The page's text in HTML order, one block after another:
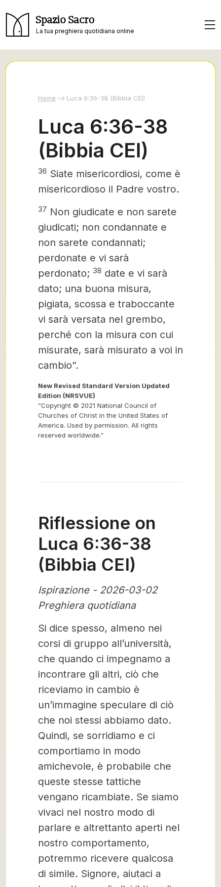
Spazio Sacro
La tua preghiera quotidiana online
Home Luca 6:36-38 (Bibbia CEI)
Luca 6:36-38
(Bibbia CEI)
36 Siate misericordiosi, come è
misericordioso il Padre vostro.
37 Non giudicate e non sarete
giudicati; non condannate e
non sarete condannati;
perdonate e vi sarà
perdonato; 38 date e vi sarà
dato; una buona misura,
pigiata, scossa e traboccante
vi sarà versata nel grembo,
perché con la misura con cui
misurate, sarà misurato a voi in
cambio”.
New Revised Standard Version Updated
Edition (NRSVUE)
“Copyright © 2021 National Council of
Churches of Christ in the United States of
America. Used by permission. All rights
reserved worldwide.”
Riflessione on
Luca 6:36-38
(Bibbia CEI)
Ispirazione - 2026-03-02
Preghiera quotidiana
Si dice spesso, almeno nei
corsi di gruppo all’università,
che quando ci impegnamo a
incontrare gli altri, ciò che
riceviamo in cambio è
un’immagine speculare di ciò
che noi stessi abbiamo dato.
Quindi, se sorridiamo e ci
comportiamo in modo
amichevole, è probabile che
queste stesse tattiche
vengano ricambiate. Se siamo
vivaci nel nostro modo di
parlare e altrettanto aperti nel
nostro comportamento,
potremmo ricevere qualcosa
di simile. Signore, aiutaci a